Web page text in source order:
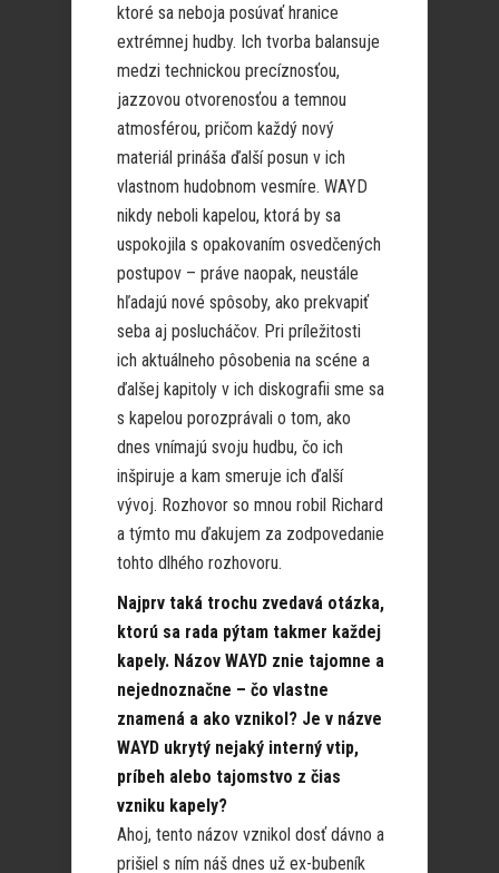
ktoré sa neboja posúvať hranice
extrémnej hudby. Ich tvorba balansuje
medzi technickou precíznosťou,
jazzovou otvorenosťou a temnou
atmosférou, pričom každý nový
materiál prináša ďalší posun v ich
vlastnom hudobnom vesmíre. WAYD
nikdy neboli kapelou, ktorá by sa
uspokojila s opakovaním osvedčených
postupov – práve naopak, neustále
hľadajú nové spôsoby, ako prekvapiť
seba aj poslucháčov. Pri príležitosti
ich aktuálneho pôsobenia na scéne a
ďalšej kapitoly v ich diskografii sme sa
s kapelou porozprávali o tom, ako
dnes vnímajú svoju hudbu, čo ich
inšpiruje a kam smeruje ich ďalší
vývoj. Rozhovor so mnou robil Richard
a týmto mu ďakujem za zodpovedanie
tohto dlhého rozhovoru.
Najprv taká trochu zvedavá otázka,
ktorú sa rada pýtam takmer každej
kapely. Názov WAYD znie tajomne a
nejednoznačne – čo vlastne
znamená a ako vznikol? Je v názve
WAYD ukrytý nejaký interný vtip,
príbeh alebo tajomstvo z čias
vzniku kapely?
Ahoj, tento názov vznikol dosť dávno a
prišiel s ním náš dnes už ex-bubeník